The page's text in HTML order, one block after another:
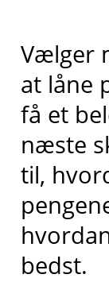
Vælger
at låne
få et
næste
til,
bedst.